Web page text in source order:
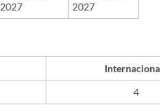
2027
2027
4